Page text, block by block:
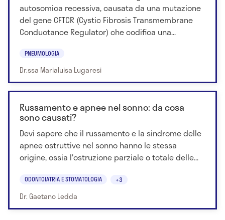
autosomica recessiva, causata da una mutazione
del gene CFTCR (Cystic Fibrosis Transmembrane
Conductance Regulator) che codifica una...
PNEUMOLOGIA
Dr.ssa Marialuisa Lugaresi
Russamento e apnee nel sonno: da cosa
sono causati?
Devi sapere che il russamento e la sindrome delle
apnee ostruttive nel sonno hanno le stessa
origine, ossia l'ostruzione parziale o totale delle...
ODONTOIATRIA E STOMATOLOGIA +3
Dr. Gaetano Ledda